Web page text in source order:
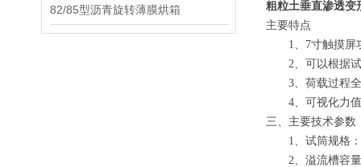
82/85型沥青旋转薄膜烘箱
粗粒土垂直渗透变
主要特点
1、 7寸触摸屏
2、 可以根据
3、 荷载过程
4、 可视化力
三、主要技术参数
1、试筒规格
2、溢流槽容